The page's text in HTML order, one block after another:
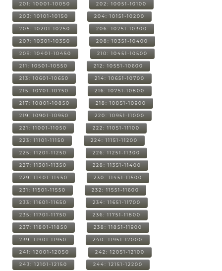
201: 10001-10050 202: 10051-10100
203: 10101-10150 204: 10151-10200
205: 10201-10250 206: 10251-10300
207: 10301-10350 208: 10351-10400
209: 10401-10450 210: 10451-10500
211: 10501-10550 212: 10551-10600
213: 10601-10650 214: 10651-10700
215: 10701-10750 216: 10751-10800
217: 10801-10850 218: 10851-10900
219: 10901-10950 220: 10951-11000
221: 11001-11050 222: 11051-11100
223: 11101-11150 224: 11151-11200
225: 11201-11250 226: 11251-11300
227: 11301-11350 228: 11351-11400
229: 11401-11450 230: 11451-11500
231: 11501-11550 232: 11551-11600
233: 11601-11650 234: 11651-11700
235: 11701-11750 236: 11751-11800
237: 11801-11850 238: 11851-11900
239: 11901-11950 240: 11951-12000
241: 12001-12050 242: 12051-12100
243: 12101-12150 244: 12151-12200